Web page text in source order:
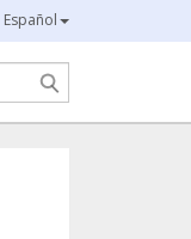
Español